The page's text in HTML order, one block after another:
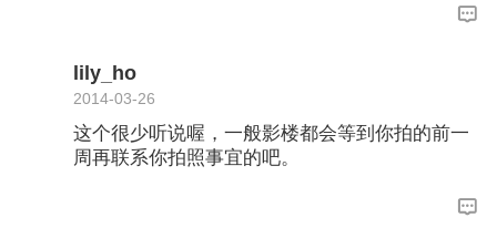
lily_ho
2014-03-26
这个很少听说喔，一般影楼都会等到你拍的前一
周再联系你拍照事宜的吧。